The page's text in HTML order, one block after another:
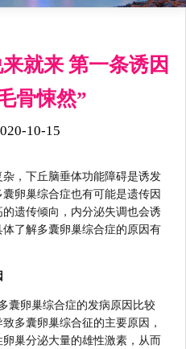
就来 第一条诱因
骨悚然”
10-15
，下丘脑垂体功能障碍是诱发
卵巢综合症也有可能是遗传因
遗传倾向，内分泌失调也会诱
了解多囊卵巢综合症的原因有
囊卵巢综合症的发病原因比较
多囊卵巢综合征的主要原因，
巢分泌大量的雄性激素，从而